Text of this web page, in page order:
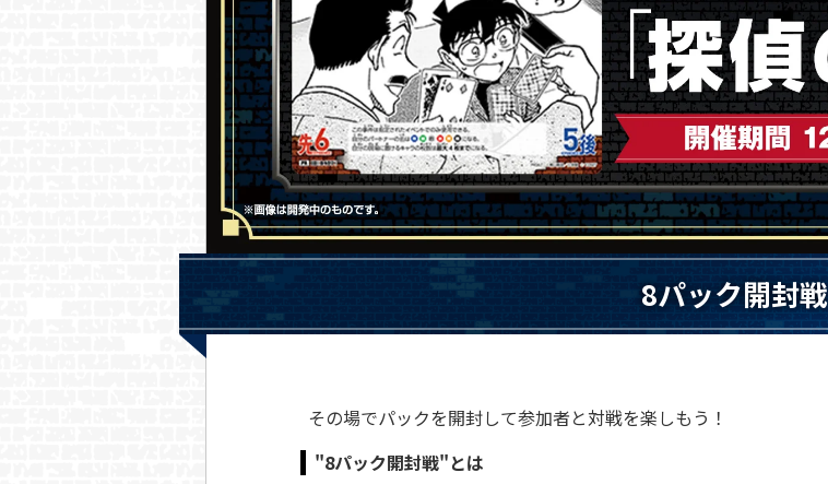
8パック開封戦
その場でパックを開封して参加者と対戦を楽しもう！
"8パック開封戦"とは